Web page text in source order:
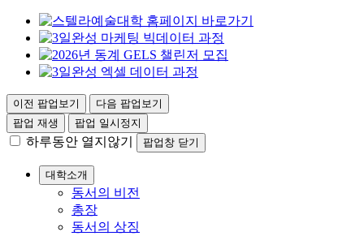
이전 팝업보기
다음 팝업보기
팝업 재생
팝업 일시정지
하루동안 열지않기 팝업창 닫기
대학소개
동서의 비전
총장
동서의 상징